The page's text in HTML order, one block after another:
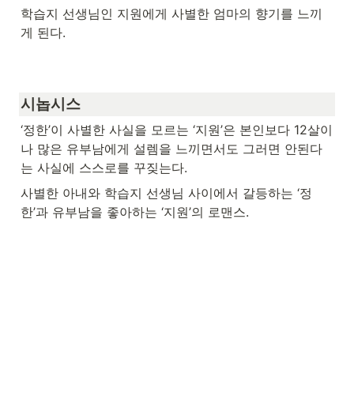
학습지 선생님인 지원에게 사별한 엄마의 향기를 느끼
게 된다.
시놉시스
‘정한’이 사별한 사실을 모르는 ‘지원’은 본인보다 12살이
나 많은 유부남에게 설렘을 느끼면서도 그러면 안된다
는 사실에 스스로를 꾸짖는다.
사별한 아내와 학습지 선생님 사이에서 갈등하는 ‘정
한’과 유부남을 좋아하는 ‘지원’의 로맨스.